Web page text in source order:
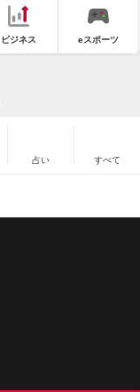
ビジネス eスポーツ
占い すべて